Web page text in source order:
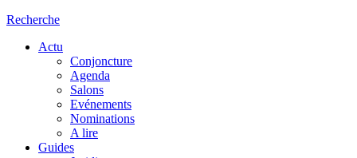
Recherche
Actu
Conjoncture
Agenda
Salons
Evénements
Nominations
A lire
Guides